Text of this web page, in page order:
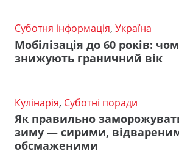
Суботня інформація, Україна
Мобілізація до 60 років:
знижують граничний вік
Кулінарія, Суботні поради
Як правильно
зиму — сирими,
обсмаженими